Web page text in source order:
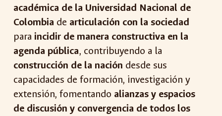
académica de la Universidad Nacional de
Colombia de articulación con la sociedad
para incidir de manera constructiva en la
agenda pública, contribuyendo a la
construcción de la nación desde sus
capacidades de formación, investigación y
extensión, fomentando alianzas y espacios
de discusión y convergencia de todos los